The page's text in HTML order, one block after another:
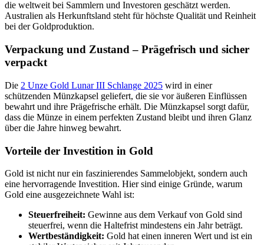
die weltweit bei Sammlern und Investoren geschätzt werden.
Australien als Herkunftsland steht für höchste Qualität und Reinheit
bei der Goldproduktion.
Verpackung und Zustand – Prägefrisch und sicher
verpackt
Die 2 Unze Gold Lunar III Schlange 2025 wird in einer
schützenden Münzkapsel geliefert, die sie vor äußeren Einflüssen
bewahrt und ihre Prägefrische erhält. Die Münzkapsel sorgt dafür,
dass die Münze in einem perfekten Zustand bleibt und ihren Glanz
über die Jahre hinweg bewahrt.
Vorteile der Investition in Gold
Gold ist nicht nur ein faszinierendes Sammelobjekt, sondern auch
eine hervorragende Investition. Hier sind einige Gründe, warum
Gold eine ausgezeichnete Wahl ist:
Steuerfreiheit: Gewinne aus dem Verkauf von Gold sind
steuerfrei, wenn die Haltefrist mindestens ein Jahr beträgt.
Wertbeständigkeit: Gold hat einen inneren Wert und ist ein